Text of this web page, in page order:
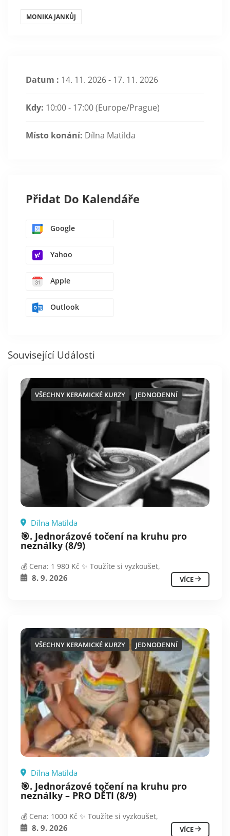
MONIKA JANKŮJ
Datum : 14. 11. 2026 - 17. 11. 2026
Kdy: 10:00 - 17:00(Europe/Prague)
Místo konání: Dílna Matilda
Přidat Do Kalendáře
Google
Yahoo
Apple
Outlook
Související Události
VŠECHNY KERAMICKÉ KURZY JEDNODENNÍ
Dílna Matilda
🎯. Jednorázové točení na kruhu pro
neználky (8/9)
💰 Cena: 1 980 Kč ✨ Toužíte si vyzkoušet,
8. 9. 2026 VÍCE
VŠECHNY KERAMICKÉ KURZY JEDNODENNÍ
Dílna Matilda
🎯. Jednorázové točení na kruhu pro
neználky – PRO DĚTI (8/9)
💰 Cena: 1000 Kč ✨ Toužíte si vyzkoušet,
8. 9. 2026 VÍCE